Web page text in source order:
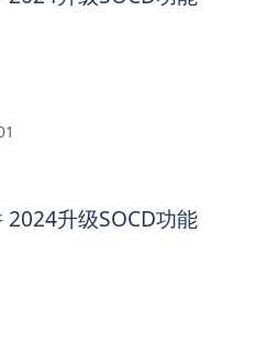
升级SOCD功能